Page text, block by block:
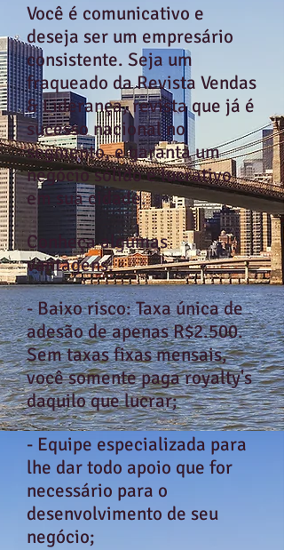
Você é comunicativo e
deseja ser um empresário
consistente. Seja um
fraqueado da Revista Vendas
& Liderança, revista que já é
sucesso nacional no
segmento, e garanta um
negócio sólido e lucrativo
em sua cidade.
Conheça algumas
vantagens:
- Baixo risco: Taxa única de
adesão de apenas R$2.500.
Sem taxas fixas mensais,
você somente paga royalty's
daquilo que lucrar;
- Equipe especializada para
lhe dar todo apoio que for
necessário para o
desenvolvimento de seu
negócio;